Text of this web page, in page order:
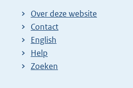
Over deze website
Contact
English
Help
Zoeken